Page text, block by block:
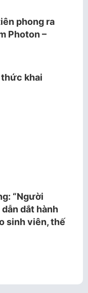
phong ra
Photon –
thức khai
“Người
dắt hành
sinh viên, thế